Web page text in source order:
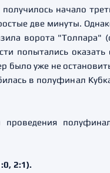
начало
две минуты.
ворота "Толпара"
попытались
было уже не
в полуфинал
2:1).